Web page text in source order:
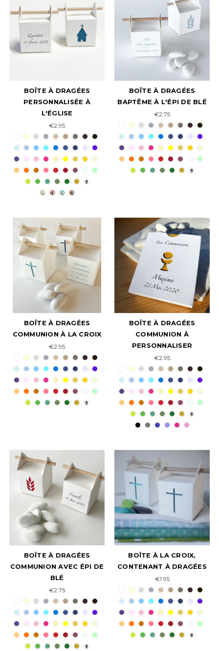
BOÎTE À DRAGÉES
PERSONNALISÉE À
L'ÉGLISE
€2.95
BOÎTE À DRAGÉES
BAPTÊME À L'ÉPI DE BLÉ
€2.75
BOÎTE À DRAGÉES
COMMUNION À LA CROIX
€2.95
BOÎTE À DRAGÉES
COMMUNION À
PERSONNALISER
€2.95
BOÎTE À DRAGÉES
COMMUNION AVEC ÉPI DE
BLÉ
€2.75
BOÎTE À LA CROIX,
CONTENANT À DRAGÉES
€1.95